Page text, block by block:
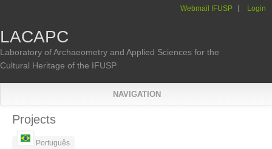
Webmail IFUSP Login
LACAPC
Laboratory of Archaeometry and Applied Sciences for the
Cultural Heritage of the IFUSP
NAVIGATION
You are here
Projects
Português